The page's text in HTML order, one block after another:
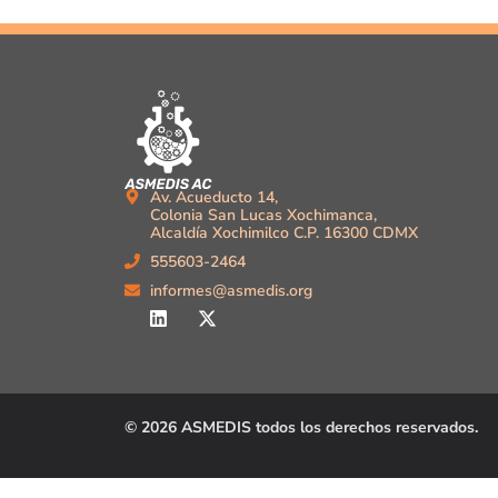
Av. Acueducto 14,
Colonia San Lucas Xochimanca,
Alcaldía Xochimilco C.P. 16300 CDMX
555603-2464
informes@asmedis.org
© 2026 ASMEDIS todos los derechos reservados.